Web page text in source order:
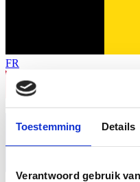
Toestemming Details
Verantwoord gebruik
FR